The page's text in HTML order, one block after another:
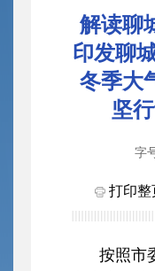
解读聊
印发聊
冬季大
坚
字
打印整
按照市